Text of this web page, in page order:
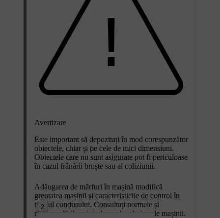
2
Avertizare
Este important să depozitați în mod corespunzător
obiectele, chiar și pe cele de mici dimensiuni.
Obiectele care nu sunt asigurate pot fi periculoase
în cazul frânării bruște sau al coliziunii.
Adăugarea de mărfuri în mașină modifică
greutatea mașinii și caracteristicile de control în
timpul condusului. Consultați normele și
recomandările privind masele admise ale mașinii.